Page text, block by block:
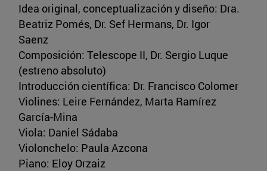
Idea original, conceptualización y diseño: Dra.
Beatriz Pomés, Dr. Sef Hermans, Dr. Igor
Saenz
Composición: Telescope II, Dr. Sergio Luque
(estreno absoluto)
Introducción científica: Dr. Francisco Colomer
Violines: Leire Fernández, Marta Ramírez
García-Mina
Viola: Daniel Sádaba
Violonchelo: Paula Azcona
Piano: Eloy Orzaiz